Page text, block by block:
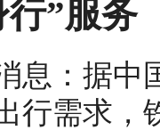
行”服务
息：据中
行需求，